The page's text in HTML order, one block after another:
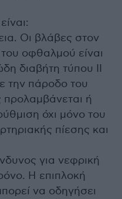
Οι βλάβες στον
οφθαλμού είναι
διαβήτη τύπου ΙΙ
την πάροδο του
ή
όχι μόνο του
πίεσης και
για νεφρική
Η επιπλοκή
να οδηγήσει